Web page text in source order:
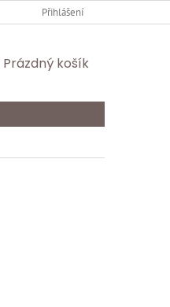
ODSTOUPENÍ OD
Přihlášení
NÁKUPNÍ
Prázdný košík